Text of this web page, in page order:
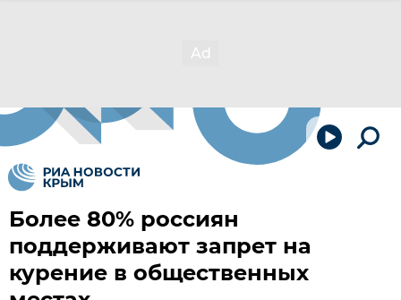
Более 80% россиян
поддерживают запрет на
курение в общественных